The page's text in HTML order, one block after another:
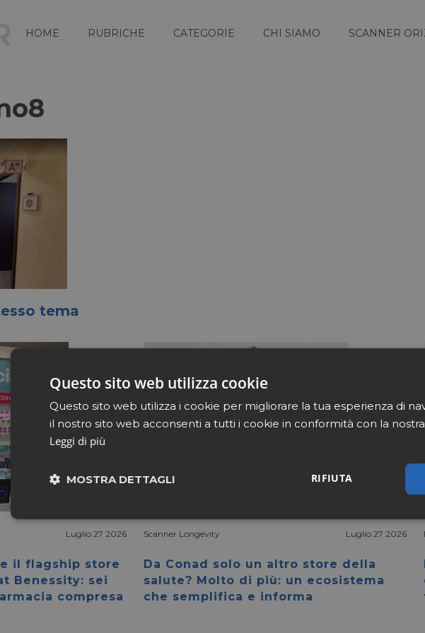
HOME RUBRICHE CATEGORIE CHI SIAMO SCANNER
tema
Luglio 27 2026
il flagship store
Benessity: sei
compresa
Scanner Longevity Luglio 27 2026
Da Conad solo un altro store della
salute? Molto di più: un ecosistema
che semplifica e informa
Questo sito web utilizza cookie
Questo sito web utilizza i cookie per migliorare la tua esperienza di
il nostro sito web acconsenti a tutti i cookie in conformità con la
Leggi di più
RIFIUTA
MOSTRA DETTAGLI
Necessari Marketing